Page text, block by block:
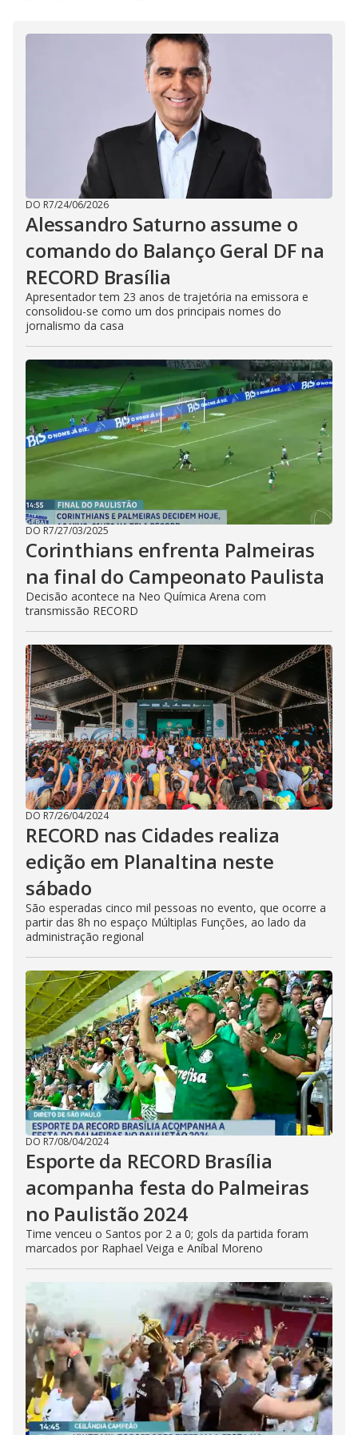
d
e
o
DO R7/24/06/2026
Alessandro Saturno assume o
comando do Balanço Geral DF na
RECORD Brasília
Apresentador tem 23 anos de trajetória na emissora e
consolidou-se como um dos principais nomes do
jornalismo da casa
DO R7/27/03/2025
Corinthians enfrenta Palmeiras
na final do Campeonato Paulista
Decisão acontece na Neo Química Arena com
transmissão RECORD
DO R7/26/04/2024
RECORD nas Cidades realiza
edição em Planaltina neste
sábado
São esperadas cinco mil pessoas no evento, que ocorre a
partir das 8h no espaço Múltiplas Funções, ao lado da
administração regional
DO R7/08/04/2024
Esporte da RECORD Brasília
acompanha festa do Palmeiras
no Paulistão 2024
Time venceu o Santos por 2 a 0; gols da partida foram
marcados por Raphael Veiga e Aníbal Moreno